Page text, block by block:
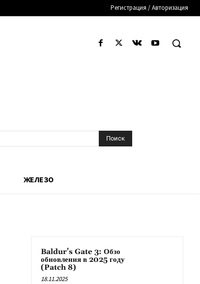
Регистрация / Авторизация
Поиск
ЖЕЛЕЗО
Baldur’s Gate 3: Обзо
обновления в 2025 году
(Patch 8)
18.11.2025